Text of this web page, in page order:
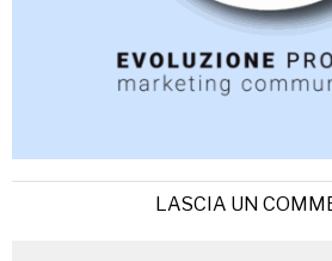
LASCIA UN